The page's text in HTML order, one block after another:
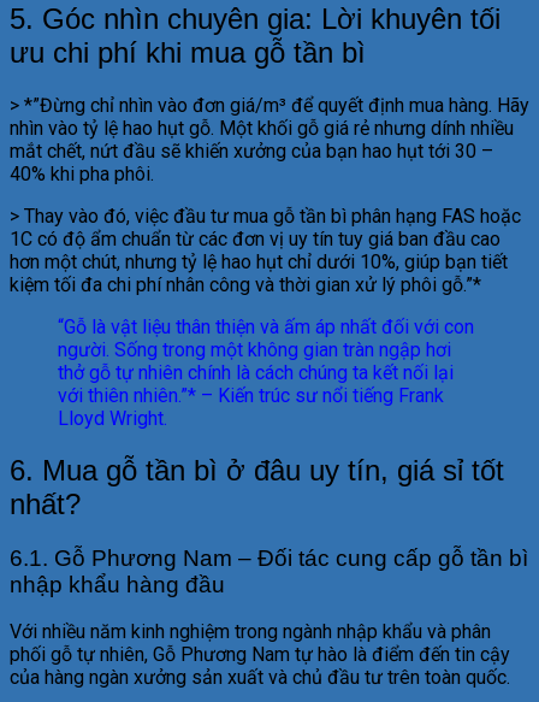
5. Góc nhìn chuyên gia: Lời khuyên tối
ưu chi phí khi mua gỗ tần bì
> *”Đừng chỉ nhìn vào đơn giá/m³ để quyết định mua hàng. Hãy
nhìn vào tỷ lệ hao hụt gỗ. Một khối gỗ giá rẻ nhưng dính nhiều
mắt chết, nứt đầu sẽ khiến xưởng của bạn hao hụt tới 30 –
40% khi pha phôi.
> Thay vào đó, việc đầu tư mua gỗ tần bì phân hạng FAS hoặc
1C có độ ẩm chuẩn từ các đơn vị uy tín tuy giá ban đầu cao
hơn một chút, nhưng tỷ lệ hao hụt chỉ dưới 10%, giúp bạn tiết
kiệm tối đa chi phí nhân công và thời gian xử lý phôi gỗ.”*
“Gỗ là vật liệu thân thiện và ấm áp nhất đối với con
người. Sống trong một không gian tràn ngập hơi
thở gỗ tự nhiên chính là cách chúng ta kết nối lại
với thiên nhiên.”* – Kiến trúc sư nổi tiếng Frank
Lloyd Wright.
6. Mua gỗ tần bì ở đâu uy tín, giá sỉ tốt
nhất?
6.1. Gỗ Phương Nam – Đối tác cung cấp gỗ tần bì
nhập khẩu hàng đầu
Với nhiều năm kinh nghiệm trong ngành nhập khẩu và phân
phối gỗ tự nhiên, Gỗ Phương Nam tự hào là điểm đến tin cậy
của hàng ngàn xưởng sản xuất và chủ đầu tư trên toàn quốc.